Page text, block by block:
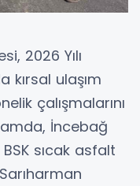
2026 Yılı
kırsal ulaşım
çalışmalarını
İncebağ
sıcak asfalt